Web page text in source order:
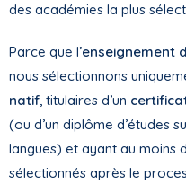
des académies la plus
Parce que l’enseignement
nous sélectionnons
natif, titulaires d’un
(ou d’un diplôme d’études
langues) et ayant au moins
sélectionnés après le